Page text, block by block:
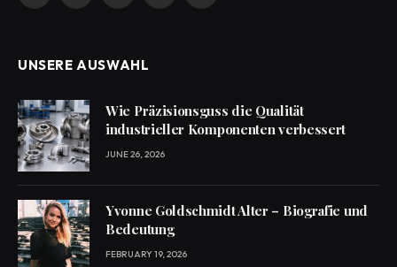
UNSERE AUSWAHL
Wie Präzisionsguss die Qualität
industrieller Komponenten verbessert
JUNE 26, 2026
Yvonne Goldschmidt Alter – Biografie und
Bedeutung
FEBRUARY 19, 2026